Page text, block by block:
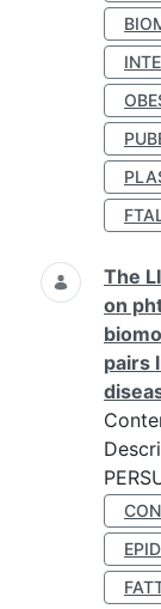
The
on
pairs